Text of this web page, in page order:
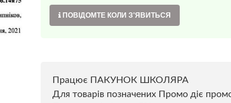
ПОВІДОМТЕ КОЛИ З'ЯВИТЬСЯ
Працює ПАКУНОК ШКОЛЯРА
Для товарів позначених Промо діє